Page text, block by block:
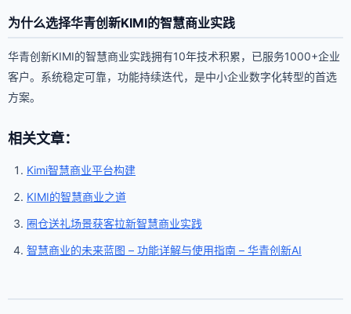
为什么选择华青创新KIMI的智慧商业实践
华青创新KIMI的智慧商业实践拥有10年技术积累，已服务1000+企业
客户。系统稳定可靠，功能持续迭代，是中小企业数字化转型的首选
方案。
相关文章：
Kimi智慧商业平台构建
KIMI的智慧商业之道
圈仓送礼场景获客拉新智慧商业实践
智慧商业的未来蓝图 – 功能详解与使用指南 – 华青创新AI